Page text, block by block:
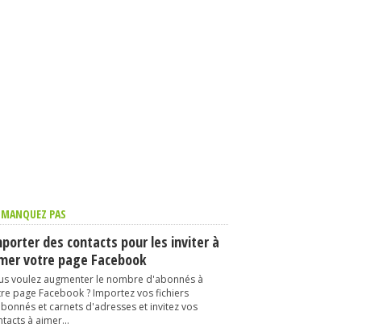
PAS
des contacts pour les inviter à
votre page Facebook
voulez augmenter le nombre d'abonnés à
page Facebook ? Importez vos fichiers
et carnets d'adresses et invitez vos
à aimer...